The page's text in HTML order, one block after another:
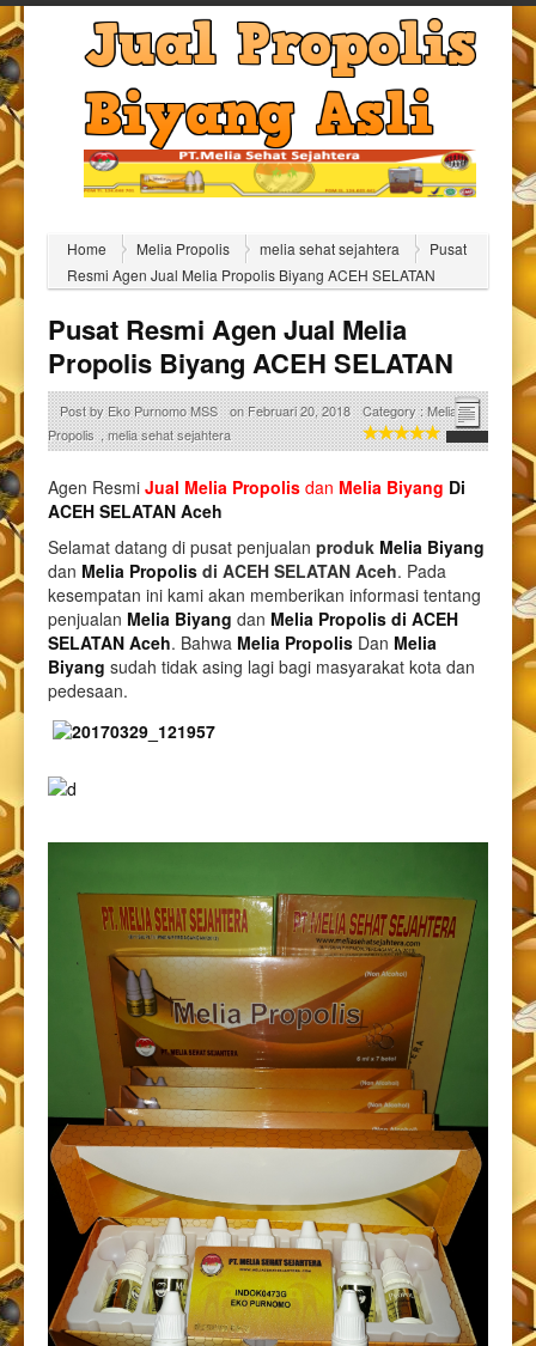
Home Melia Propolis melia sehat sejahtera
Pusat
Resmi Agen Jual Melia Propolis Biyang ACEH SELATAN
Pusat Resmi Agen Jual Melia
Propolis Biyang ACEH SELATAN
Post byEko Purnomo MSS onFebruari 20, 2018 Category :Melia
Propolis ,melia sehat sejahtera
Agen Resmi Jual Melia Propolis dan Melia Biyang Di
ACEH SELATAN Aceh
Selamat datang di pusat penjualan produk Melia Biyang
dan Melia Propolis di ACEH SELATAN Aceh. Pada
kesempatan ini kami akan memberikan informasi tentang
penjualan Melia Biyang dan Melia Propolis di ACEH
SELATAN Aceh. Bahwa Melia Propolis Dan Melia
Biyang sudah tidak asing lagi bagi masyarakat kota dan
pedesaan.